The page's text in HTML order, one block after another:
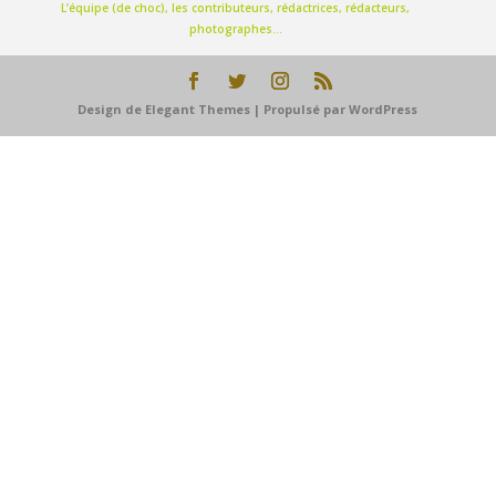
L’équipe (de choc), les contributeurs, rédactrices, rédacteurs,
photographes…
Design de Elegant Themes | Propulsé parWordPress